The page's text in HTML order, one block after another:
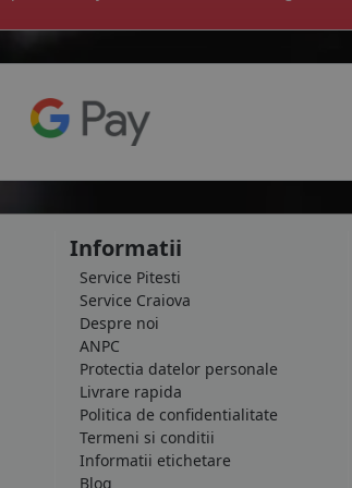
Informatii
Service Pitesti
Service Craiova
Despre noi
ANPC
Protectia datelor personale
Livrare rapida
Politica de confidentialitate
Termeni si conditii
Informatii etichetare
Blog